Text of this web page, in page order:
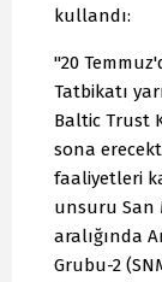
kullandı:
"20
Tatbikatı
Baltic Trust
sona
faaliyetleri
unsuru San
aralığında
Grubu-2